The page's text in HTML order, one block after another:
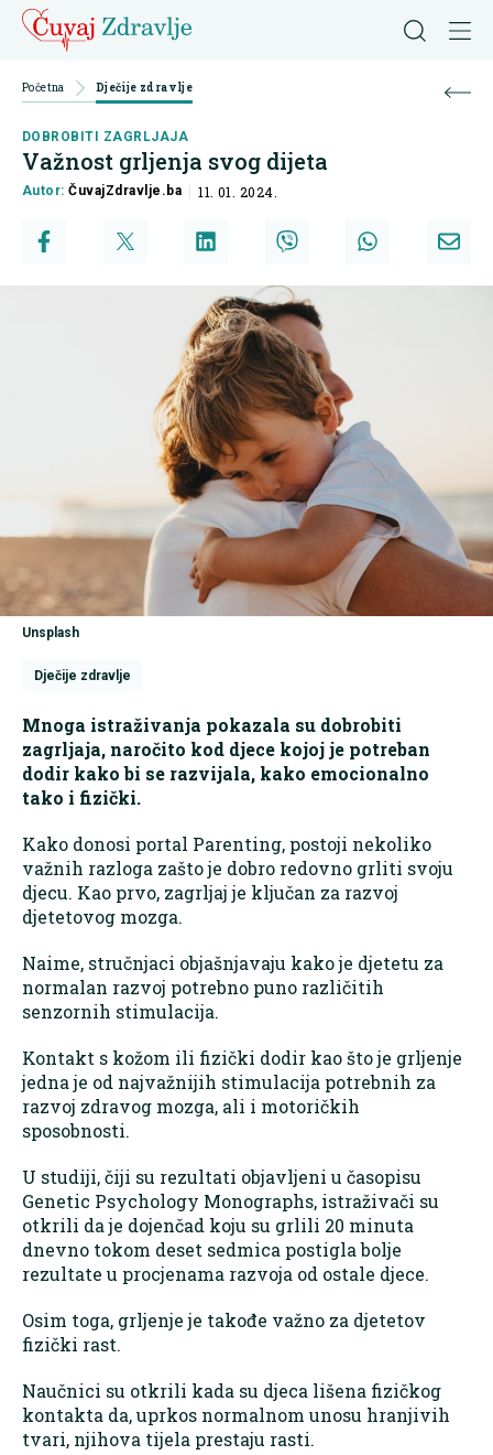
Početna Dječije zdravlje
DOBROBITI ZAGRLJAJA
Važnost grljenja svog dijeta
Autor:ČuvajZdravlje.ba 11. 01. 2024.
Unsplash
Dječije zdravlje
Mnoga istraživanja pokazala su dobrobiti
zagrljaja, naročito kod djece kojoj je potreban
dodir kako bi se razvijala, kako emocionalno
tako i fizički.
Kako donosi portal Parenting, postoji nekoliko
važnih razloga zašto je dobro redovno grliti svoju
djecu. Kao prvo, zagrljaj je ključan za razvoj
djetetovog mozga.
Naime, stručnjaci objašnjavaju kako je djetetu za
normalan razvoj potrebno puno različitih
senzornih stimulacija.
Kontakt s kožom ili fizički dodir kao što je grljenje
jedna je od najvažnijih stimulacija potrebnih za
razvoj zdravog mozga, ali i motoričkih
sposobnosti.
U studiji, čiji su rezultati objavljeni u časopisu
Genetic Psychology Monographs, istraživači su
otkrili da je dojenčad koju su grlili 20 minuta
dnevno tokom deset sedmica postigla bolje
rezultate u procjenama razvoja od ostale djece.
Osim toga, grljenje je takođe važno za djetetov
fizički rast.
Naučnici su otkrili kada su djeca lišena fizičkog
kontakta da, uprkos normalnom unosu hranjivih
tvari, njihova tijela prestaju rasti.